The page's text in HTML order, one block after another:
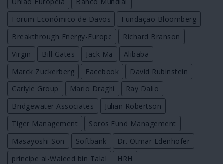
Forum Económico de Davos
Fundação Bloomberg
Breakthrough Energy-Europe
Richard Branson
Virgin
Bill Gates Jack Ma
Alibaba
Marck Zuckerberg
Facebook
David Rubinstein
Carlyle Group
Mario Draghi
Ray Dalio
Bridgewater Associates
Julian Robertson
Tiger Management
Soros Fund Management
Masayoshi Son
Softbank
Dr. Otmar Edenhofer
príncipe al-Waleed bin Talal
HRH